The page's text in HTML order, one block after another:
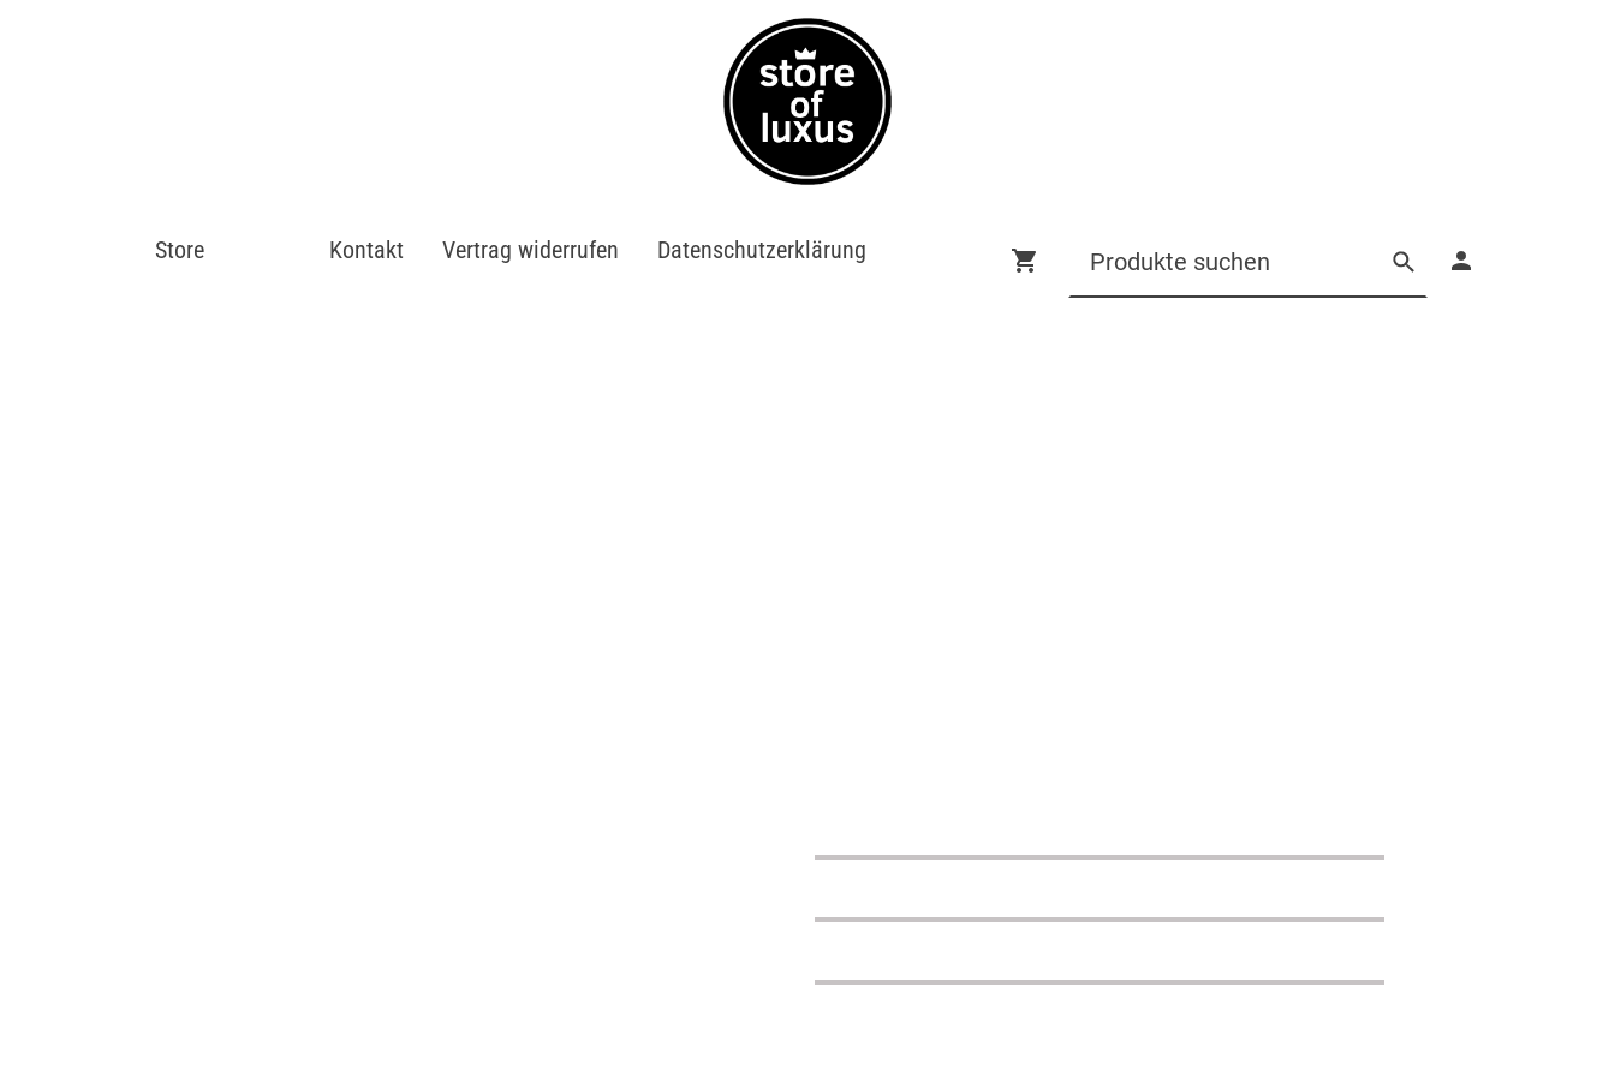
Store Kontakt Vertrag widerrufen Datenschutzerklärung